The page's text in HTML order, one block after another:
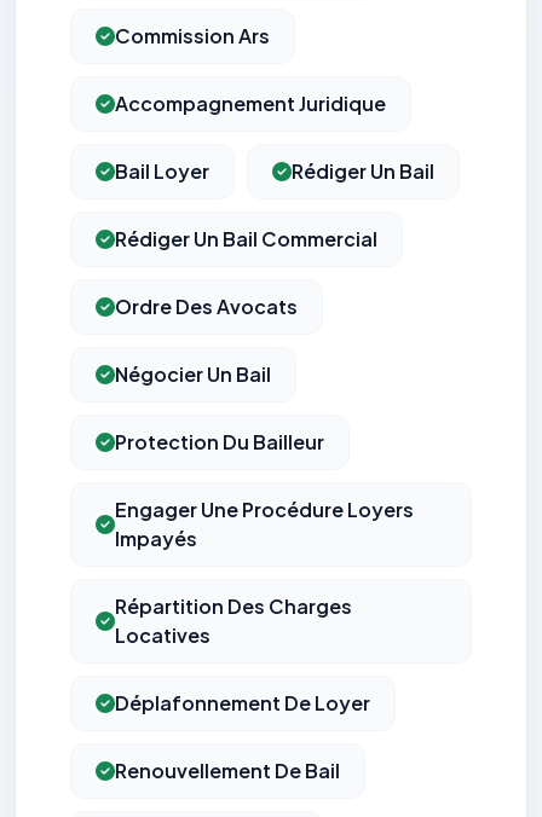
Commission Ars
Accompagnement Juridique
Bail Loyer Rédiger Un Bail
Rédiger Un Bail Commercial
Ordre Des Avocats
Négocier Un Bail
Protection Du Bailleur
Engager Une Procédure Loyers
Impayés
Répartition Des Charges
Locatives
Déplafonnement De Loyer
Renouvellement De Bail